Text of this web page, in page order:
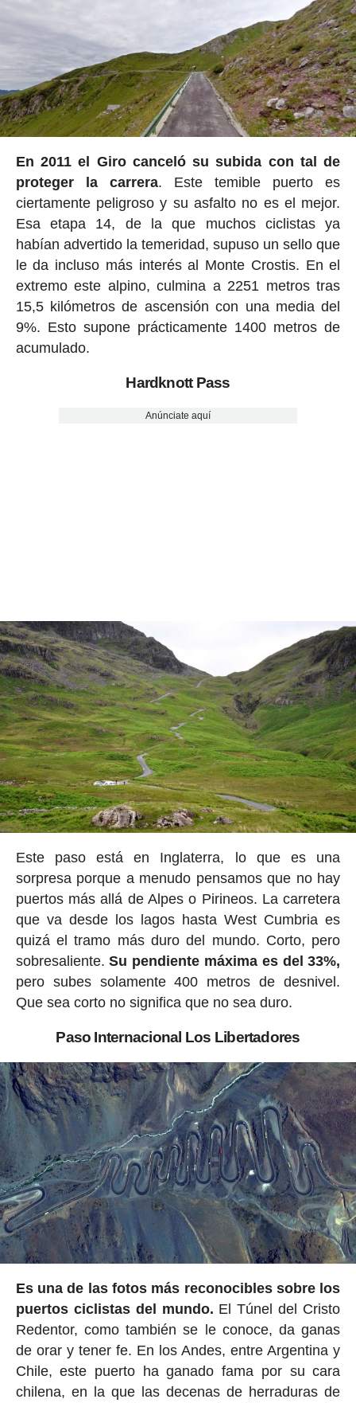
En 2011 el Giro canceló su subida con tal de
proteger la carrera. Este temible puerto es
ciertamente peligroso y su asfalto no es el mejor.
Esa etapa 14, de la que muchos ciclistas ya
habían advertido la temeridad, supuso un sello que
le da incluso más interés al Monte Crostis. En el
extremo este alpino, culmina a 2251 metros tras
15,5 kilómetros de ascensión con una media del
9%. Esto supone prácticamente 1400 metros de
acumulado.
Hardknott Pass
Anúnciate aquí
Este paso está en Inglaterra, lo que es una
sorpresa porque a menudo pensamos que no hay
puertos más allá de Alpes o Pirineos. La carretera
que va desde los lagos hasta West Cumbria es
quizá el tramo más duro del mundo. Corto, pero
sobresaliente.Su pendiente máxima es del 33%,
pero subes solamente 400 metros de desnivel.
Que sea corto no significa que no sea duro.
Paso Internacional Los Libertadores
Es una de las fotos más reconocibles sobre los
puertos ciclistas del mundo. El Túnel del Cristo
Redentor, como también se le conoce, da ganas
de orar y tener fe. En los Andes, entre Argentina y
Chile, este puerto ha ganado fama por su cara
chilena, en la que las decenas de herraduras de